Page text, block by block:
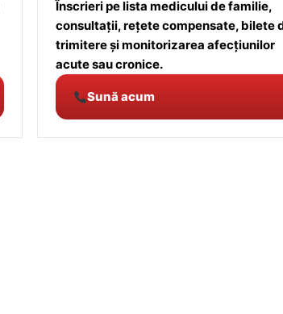
Înscrieri pe lista medicului de familie,
consultații, rețete compensate, bilete
trimitere și monitorizarea afecțiunilor
acute sau cronice.
Sună acum